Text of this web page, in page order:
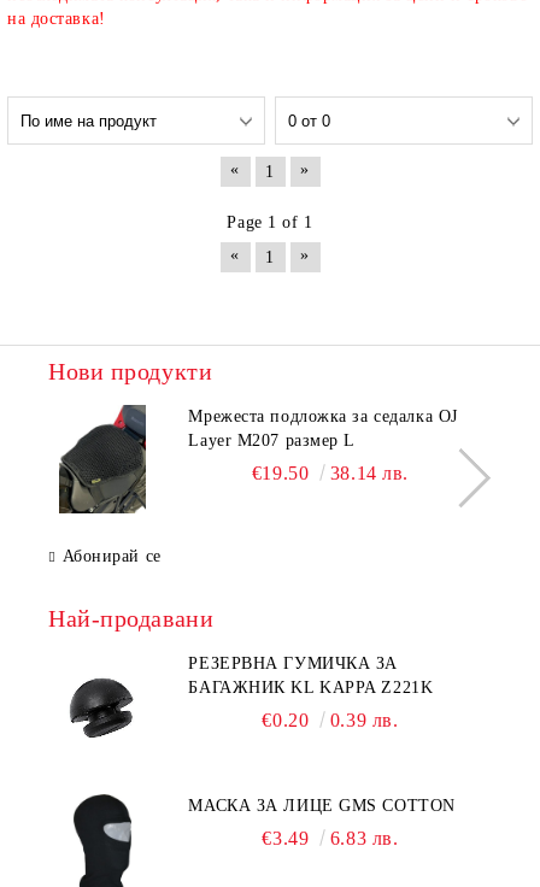
на доставка!
« 1 »
Page 1 of 1
«
1 »
Нови продукти
Мрежеста подложка за седалка OJ
Layer M207 размер L
€19.50 38.14 лв.
Абонирай се
Най-продавани
РЕЗЕРВНА ГУМИЧКА ЗА
БАГАЖНИК KL KAPPA Z221K
€0.20 0.39 лв.
МАСКА ЗА ЛИЦЕ GMS COTTON
€3.49 6.83 лв.